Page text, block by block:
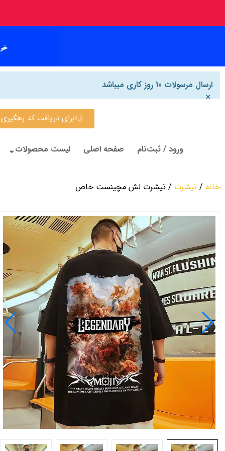
ارسال مرسولات 10 روز کاری میباشد
×
برای دریافت کد رهگیری روی
ورود / ثبت‌نام صفحه اصلی لیست محصولات
خانه / تیشرت / تیشرت لش مچینست خاص